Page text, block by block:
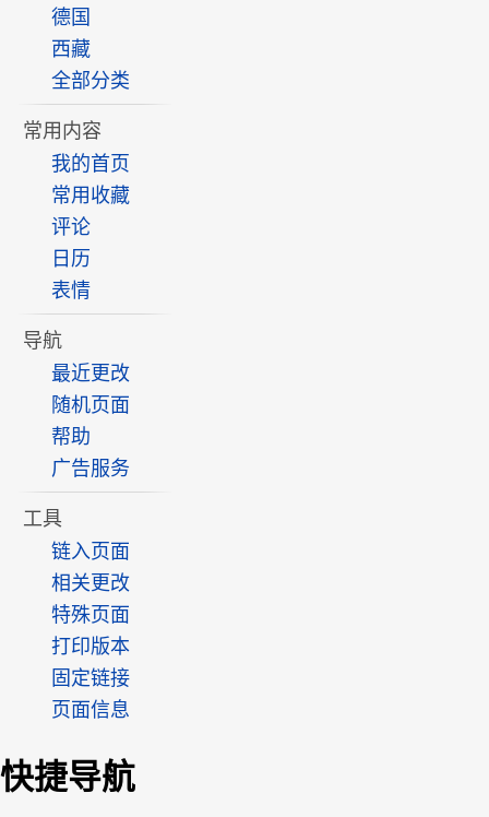
德国
西藏
全部分类
常用内容
我的首页
常用收藏
评论
日历
表情
导航
最近更改
随机页面
帮助
广告服务
工具
链入页面
相关更改
特殊页面
打印版本
固定链接
页面信息
快捷导航